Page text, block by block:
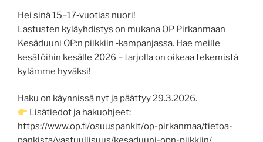
Hei sinä 15–17‑vuotias nuori!
Lastusten kyläyhdistys on mukana OP Pirkanmaan
Kesäduuni OP:n piikkiin ‑kampanjassa. Hae meille
kesätöihin kesälle 2026 – tarjolla on oikeaa tekemistä
kylämme hyväksi!
Haku on käynnissä nyt ja päättyy 29.3.2026.
Lisätiedot ja hakuohjeet:
https://www.op.fi/osuuspankit/op-pirkanmaa/tietoa-